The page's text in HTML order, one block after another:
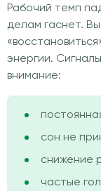
Рабочий темп
делам гаснет.
энергии.
внимание:
сон не
снижение
частые